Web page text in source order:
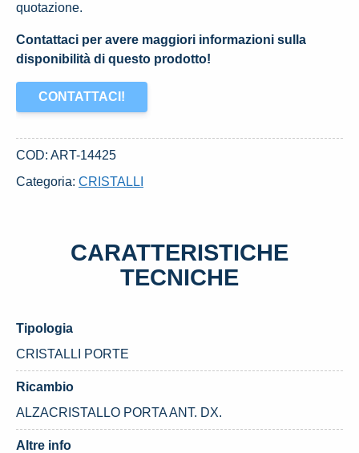
quotazione.
Contattaci per avere maggiori informazioni sulla
disponibilità di questo prodotto!
CONTATTACI!
COD: ART-14425
Categoria: CRISTALLI
CARATTERISTICHE
TECNICHE
Tipologia
CRISTALLI PORTE
Ricambio
ALZACRISTALLO PORTA ANT. DX.
Altre info